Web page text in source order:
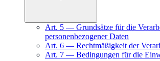
Art. 5 — Grundsätze für die
personenbezogener Daten
Art. 6 — Rechtmäßigkeit der
Art. 7 — Bedingungen für die